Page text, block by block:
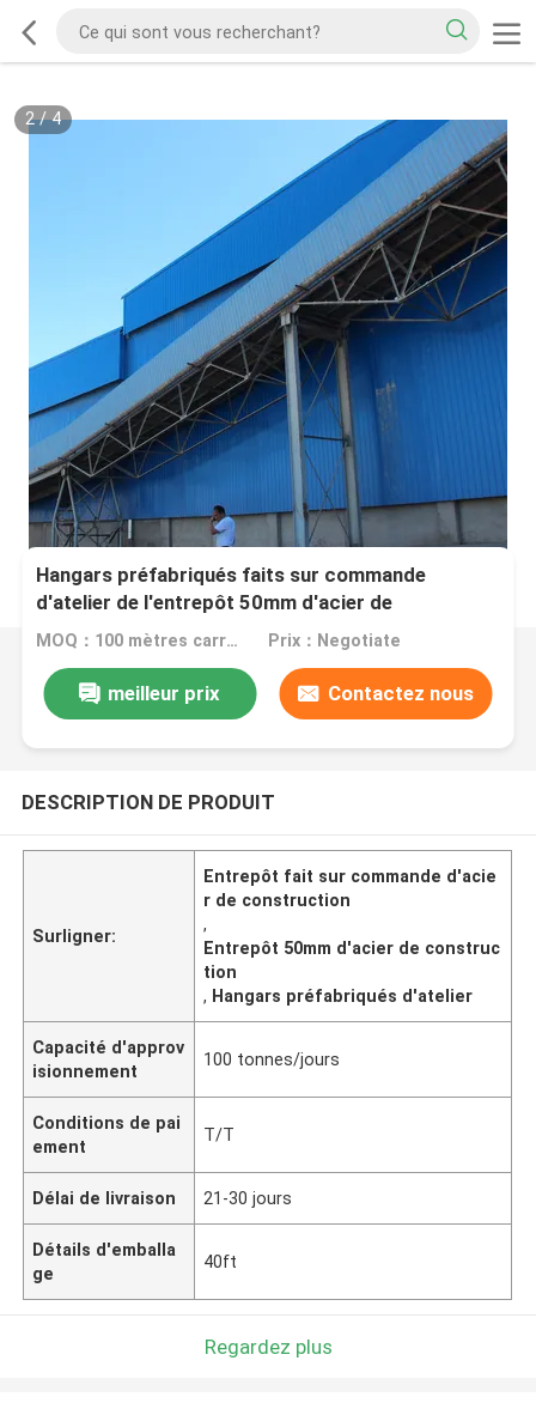
2/4
Hangars préfabriqués faits sur commande
d'atelier de l'entrepôt 50mm d'acier de
construction
MOQ：100 mètres carrés Prix：Negotiate
meilleur prix Contactez nous
DESCRIPTION DE PRODUIT
Surligner:
Entrepôt fait sur commande d'acie
r de construction
,
Entrepôt 50mm d'acier de construc
tion
, Hangars préfabriqués d'atelier
Capacité d'approv
isionnement
100 tonnes/jours
Conditions de pai
ement
T/T
Délai de livraison 21-30 jours
Détails d'emballa
ge
40ft
Regardez plus